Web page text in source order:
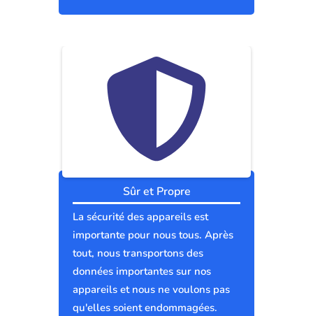
Sûr et Propre
La sécurité des appareils est
importante pour nous tous. Après
tout, nous transportons des
données importantes sur nos
appareils et nous ne voulons pas
qu'elles soient endommagées.